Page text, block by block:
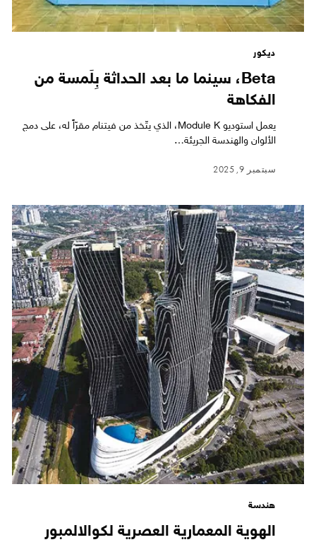
ديكور
Beta، سينما ما بعد الحداثة بِلَمسة من
الفكاهة
يعمل استوديو Module K، الذي يتّخذ من فيتنام مقرّاً له، على دمج
الألوان والهندسة الجريئة…
سبتمبر 9, 2025
هندسة
الهوية المعمارية العصرية لكوالالمبور